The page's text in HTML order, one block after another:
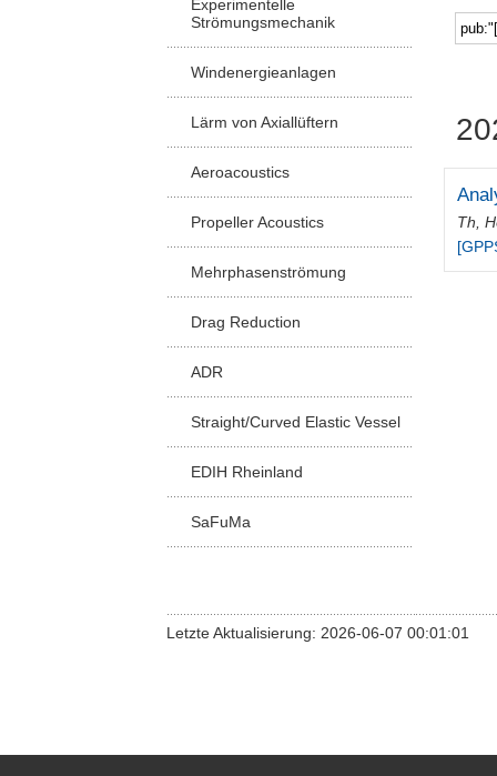
Experimentelle
Strömungsmechanik
Windenergieanlagen
Lärm von Axiallüftern
Aeroacoustics
Propeller Acoustics
Mehrphasenströmung
Drag Reduction
ADR
Straight/Curved Elastic Vessel
EDIH Rheinland
SaFuMa
Th,
Letzte Aktualisierung: 2026-06-07 00:01:01